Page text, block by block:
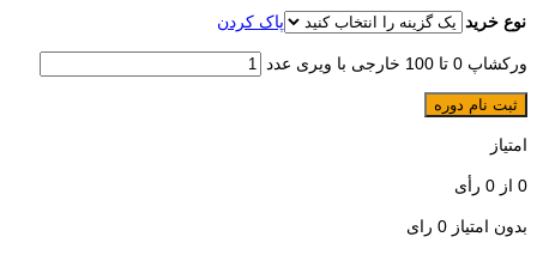
نوع خرید پاک کردن
ورکشاپ 0 تا 100 خارجی با ویری عدد
ثبت نام دوره
امتیاز
0 از 0 رأی
بدون امتیاز 0 رای